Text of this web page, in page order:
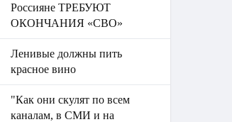
Россияне ТРЕБУЮТ
ОКОНЧАНИЯ «СВО»
Ленивые должны пить
красное вино
"Как они скулят по всем
каналам, в СМИ и на